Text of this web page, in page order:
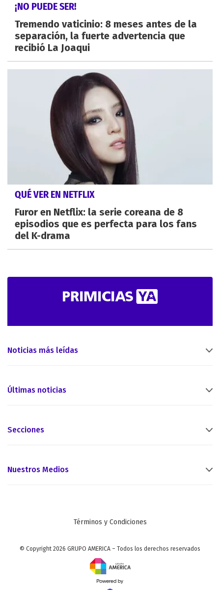
¡NO PUEDE SER!
Tremendo vaticinio: 8 meses antes de la
separación, la fuerte advertencia que
recibió La Joaqui
QUÉ VER EN NETFLIX
Furor en Netflix: la serie coreana de 8
episodios que es perfecta para los fans
del K-drama
Noticias más leídas
Últimas noticias
Secciones
Nuestros Medios
Términos y Condiciones
© Copyright 2026 GRUPO AMERICA – Todos los derechos reservados